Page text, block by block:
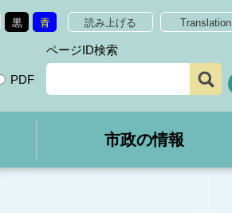
黒 青 読み上げる Translation
PDF
ページID検索
市政の情報